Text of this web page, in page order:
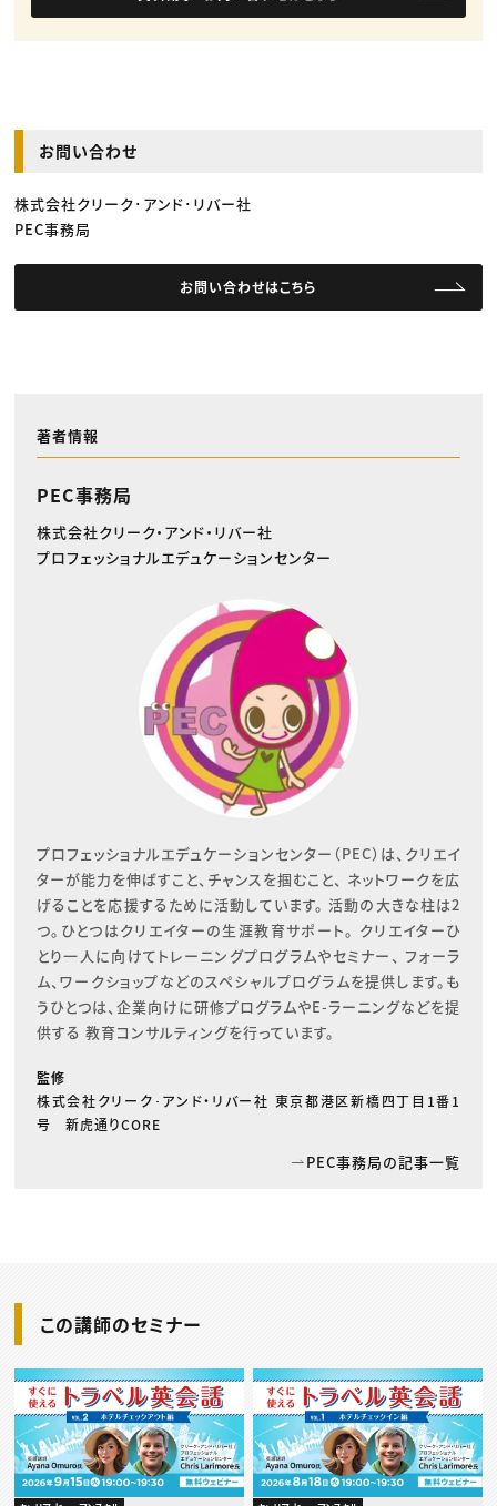
お問い合わせ
株式会社クリーク･アンド･リバー社
PEC事務局
お問い合わせはこちら
著者情報
PEC事務局
株式会社クリーク・アンド・リバー社
プロフェッショナルエデュケーションセンター
プロフェッショナルエデュケーションセンター（PEC）は、クリエイ
ターが能力を伸ばすこと、チャンスを掴むこと、 ネットワークを広
げることを応援するために活動しています。 活動の大きな柱は2
つ。ひとつはクリエイターの生涯教育サポート。 クリエイターひ
とり一人に向けてトレーニングプログラムやセミナー、 フォーラ
ム、ワークショップなどのスペシャルプログラムを提供します。も
うひとつは、企業向けに研修プログラムやE-ラーニングなどを提
供する 教育コンサルティングを行っています。
監修
株式会社クリーク･アンド・リバー社 東京都港区新橋四丁目1番1
号 新虎通りCORE
PEC事務局の記事一覧
この講師のセミナー